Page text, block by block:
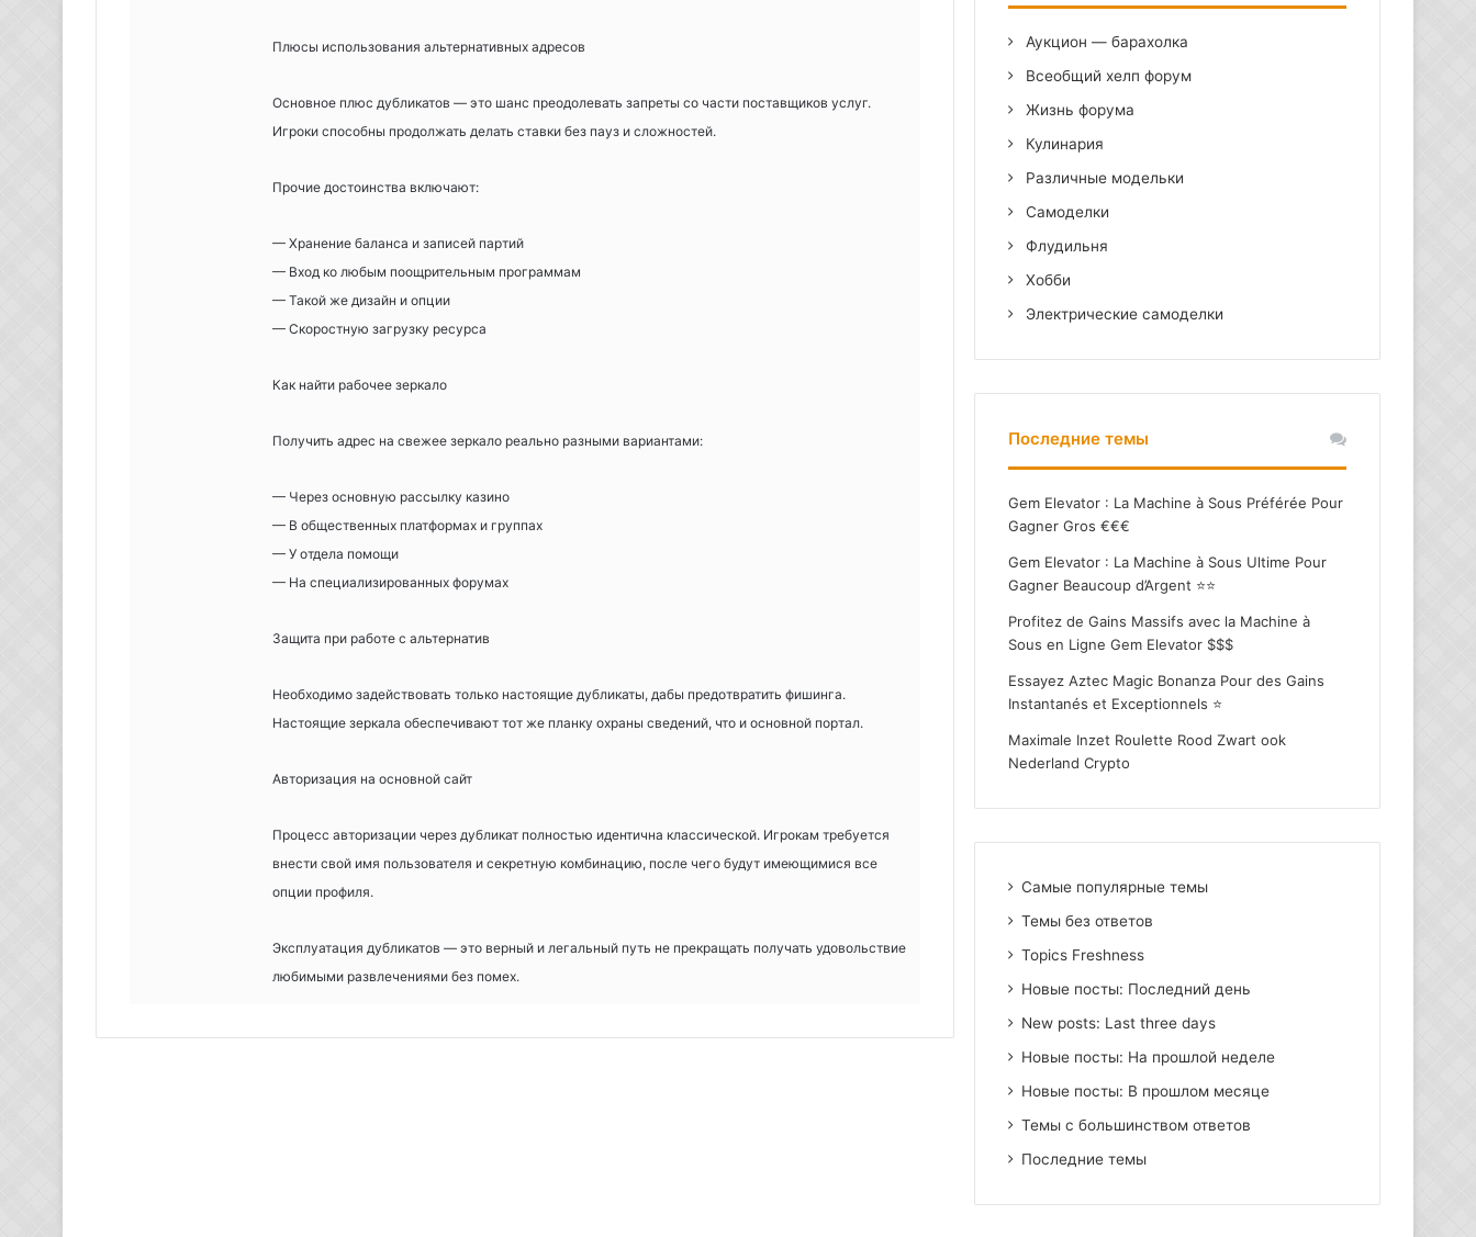
Плюсы использования альтернативных адресов
Основное плюс дубликатов — это шанс преодолевать запреты со части поставщиков услуг.
Игроки способны продолжать делать ставки без пауз и сложностей.
Прочие достоинства включают:
— Хранение баланса и записей партий
— Вход ко любым поощрительным программам
— Такой же дизайн и опции
— Скоростную загрузку ресурса
Как найти рабочее зеркало
Получить адрес на свежее зеркало реально разными вариантами:
— Через основную рассылку казино
— В общественных платформах и группах
— У отдела помощи
— На специализированных форумах
Защита при работе с альтернатив
Необходимо задействовать только настоящие дубликаты, дабы предотвратить фишинга.
Настоящие зеркала обеспечивают тот же планку охраны сведений, что и основной портал.
Авторизация на основной сайт
Процесс авторизации через дубликат полностью идентична классической. Игрокам требуется
внести свой имя пользователя и секретную комбинацию, после чего будут имеющимися все
опции профиля.
Эксплуатация дубликатов — это верный и легальный путь не прекращать получать удовольствие
любимыми развлечениями без помех.
Аукцион — барахолка
Всеобщий хелп форум
Жизнь форума
Кулинария
Различные модельки
Самоделки
Флудильня
Хобби
Электрические самоделки
Последние темы
Gem Elevator : La Machine à Sous Préférée Pour
Gagner Gros €€€
Gem Elevator : La Machine à Sous Ultime Pour
Gagner Beaucoup d’Argent ⭐⭐
Profitez de Gains Massifs avec la Machine à
Sous en Ligne Gem Elevator $$$
Essayez Aztec Magic Bonanza Pour des Gains
Instantanés et Exceptionnels ⭐
Maximale Inzet Roulette Rood Zwart ook
Nederland Crypto
Самые популярные темы
Темы без ответов
Topics Freshness
Новые посты: Последний день
New posts: Last three days
Новые посты: На прошлой неделе
Новые посты: В прошлом месяце
Темы с большинством ответов
Последние темы